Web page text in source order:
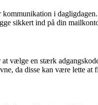
i
sikkert ind på din
vælge en stærk
da disse kan være lette at